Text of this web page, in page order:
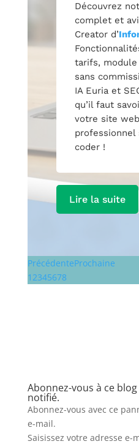
Découvrez
complet et
Creator d’
tarifs,
sans
IA Euria et
qu’il faut
votre site web
professionnel
coder !
Lire la suite
PrécédenteProchaine
12345678
Abonnez-vous à ce
notifié.
Abonnez-vous avec ce
e-mail.
Saisissez votre adresse